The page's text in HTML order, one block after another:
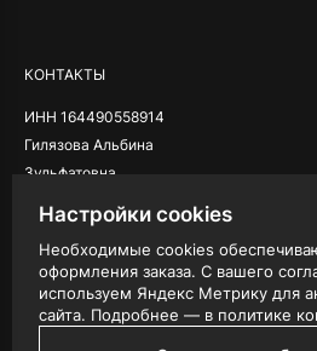
КОНТАКТЫ
ИНН 164490558914
Гилязова Альбина
Зульфатовна
ЮРИДИЧЕСКАЯ ИНФОРМАЦИЯ
Публичная оферта
Настройки cookies
Необходимые cookies
оформления заказа. С вашего
используем Яндекс Метрику для
сайта. Подробнее — в политике